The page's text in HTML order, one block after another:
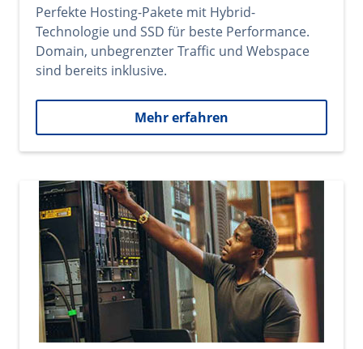
Perfekte Hosting-Pakete mit Hybrid-
Technologie und SSD für beste Performance.
Domain, unbegrenzter Traffic und Webspace
sind bereits inklusive.
Mehr erfahren